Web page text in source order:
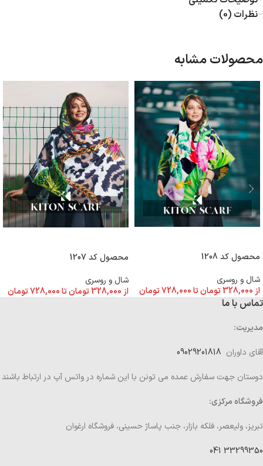
نظرات (0)
محصولات مشابه
محصول کد 1208
شال و روسری
از 328,000تومانتا728,000تومان
محصول کد 1207
شال و روسری
از 328,000تومانتا728,000تومان
تماس با ما
مدیریت:
آقای داوران
دوستان جهت سفارش عمده می تونن با این شماره در واتس آپ در ارتباط باشند
فروشگاه مرکزی:
تبریز، ولیعصر، فلکه بازار، جنب پاساژ حسینی، فروشگاه ارغوان
33299350 041